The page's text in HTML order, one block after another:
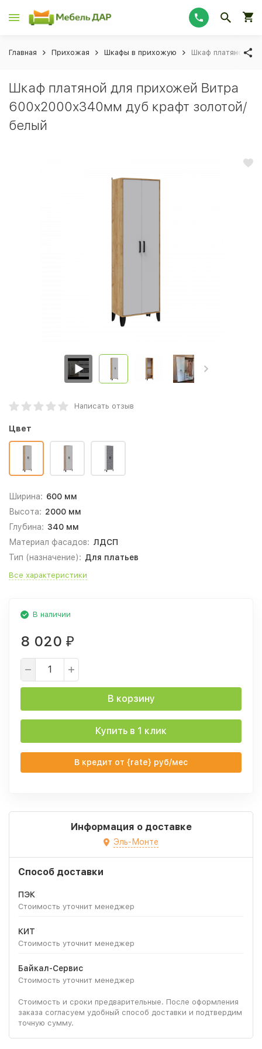
Главная Прихожая Шкафы в прихожую Шкаф платяной
Шкаф платяной для прихожей Витра
600х2000х340мм дуб крафт золотой/
белый
Написать отзыв
Цвет
Ширина: 600 мм
Высота: 2000 мм
Глубина: 340 мм
Материал фасадов: ЛДСП
Тип (назначение): Для платьев
Все характеристики
В наличии
8 020 ₽
В корзину
Купить в 1 клик
В кредит от {rate} руб/мес
Информация о доставке
Эль-Монте
Способ доставки
ПЭК
Стоимость уточнит менеджер
КИТ
Стоимость уточнит менеджер
Байкал-Сервис
Стоимость уточнит менеджер
Стоимость и сроки предварительные. После оформления
заказа согласуем удобный способ доставки и подтвердим
точную сумму.